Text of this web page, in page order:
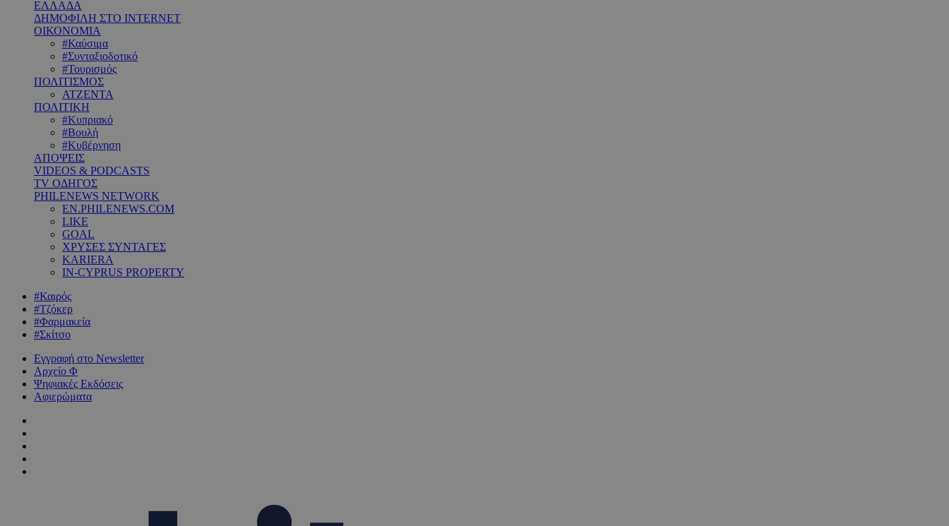
ΕΛΛΑΔΑ
ΔΗΜΟΦΙΛΗ ΣΤΟ INTERNET
ΟΙΚΟΝΟΜΙΑ
#Καύσιμα
#Συνταξιοδοτικό
#Τουρισμός
ΠΟΛΙΤΙΣΜΟΣ
ΑΤΖΕΝΤΑ
ΠΟΛΙΤΙΚΗ
#Κυπριακό
#Βουλή
#Κυβέρνηση
ΑΠΟΨΕΙΣ
VIDEOS & PODCASTS
TV ΟΔΗΓΟΣ
PHILENEWS NETWORK
EN.PHILENEWS.COM
LIKE
GOAL
ΧΡΥΣΕΣ ΣΥΝΤΑΓΕΣ
KARIERA
IN-CYPRUS PROPERTY
#Καιρός
#Τζόκερ
#Φαρμακεία
#Σκίτσο
Εγγραφή στο Newsletter
Αρχείο Φ
Ψηφιακές Εκδόσεις
Αφιερώματα